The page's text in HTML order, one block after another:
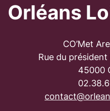
Orléans
CO’Met
Rue du
45000